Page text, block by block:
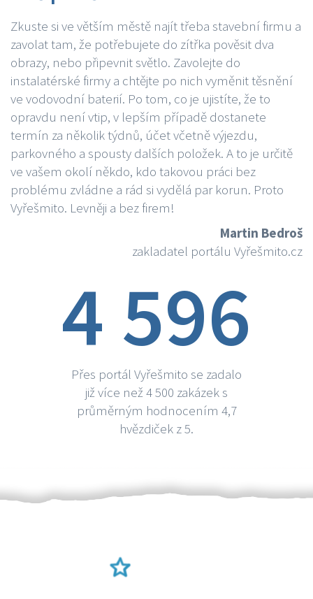
Zkuste si ve větším městě najít třeba stavební firmu a
zavolat tam, že potřebujete do zítřka pověsit dva
obrazy, nebo připevnit světlo. Zavolejte do
instalatérské firmy a chtějte po nich vyměnit těsnění
ve vodovodní baterií. Po tom, co je ujistíte, že to
opravdu není vtip, v lepším případě dostanete
termín za několik týdnů, účet včetně výjezdu,
parkovného a spousty dalších položek. A to je určitě
ve vašem okolí někdo, kdo takovou práci bez
problému zvládne a rád si vydělá par korun. Proto
Vyřešmito. Levněji a bez firem!
Martin Bedroš
zakladatel portálu Vyřešmito.cz
4 596
Přes portál Vyřešmito se zadalo
již více než 4 500 zakázek s
průměrným hodnocením 4,7
hvězdiček z 5.